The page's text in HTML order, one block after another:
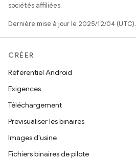
sociétés affiliées.
Dernière mise à jour le 2025/12/04 (UTC).
CRÉER
Référentiel Android
Exigences
Téléchargement
Prévisualiser les binaires
Images d'usine
Fichiers binaires de pilote